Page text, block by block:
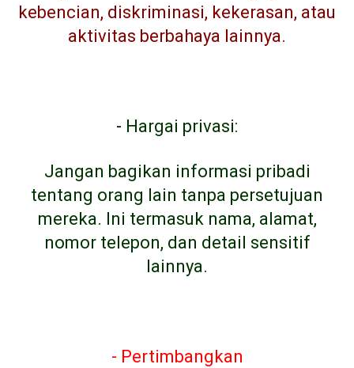
kebencian, diskriminasi, kekerasan, atau
aktivitas berbahaya lainnya.
- Hargai privasi:
Jangan bagikan informasi pribadi
tentang orang lain tanpa persetujuan
mereka. Ini termasuk nama, alamat,
nomor telepon, dan detail sensitif
lainnya.
- Pertimbangkan